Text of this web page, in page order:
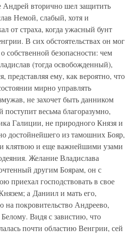
вторично шел защитить
Немой, слабый, хотя и
от страха, когда ужасный бунт
В сих обстоятельствах он мог
собственной безопасности: чем
(тогда освобожденный),
представляя ему, как вероятно, что
мирно управлять
не захочет быть данником
весьма благоразумно,
Галиции, не природного Князя и
достойнейшего из тамошних Бояр,
клятвою и еще важнейшими узами
Желание Владислава
другим Боярам, он с
приехал господствовать в свое
а Даниил и мать его,
покровительство Андреево,
Видя с завистию, что
почти областию Венгрии, сей